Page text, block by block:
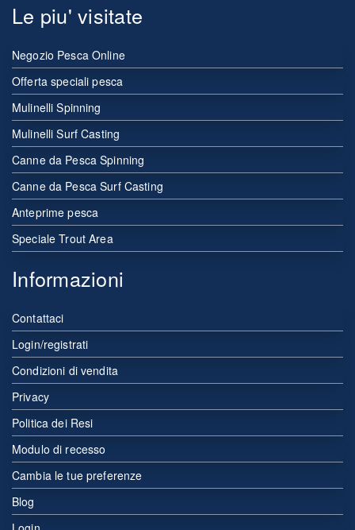
Le piu' visitate
Negozio Pesca Online
Offerta speciali pesca
Mulinelli Spinning
Mulinelli Surf Casting
Canne da Pesca Spinning
Canne da Pesca Surf Casting
Anteprime pesca
Speciale Trout Area
Informazioni
Contattaci
Login/registrati
Condizioni di vendita
Privacy
Politica dei Resi
Modulo di recesso
Cambia le tue preferenze
Blog